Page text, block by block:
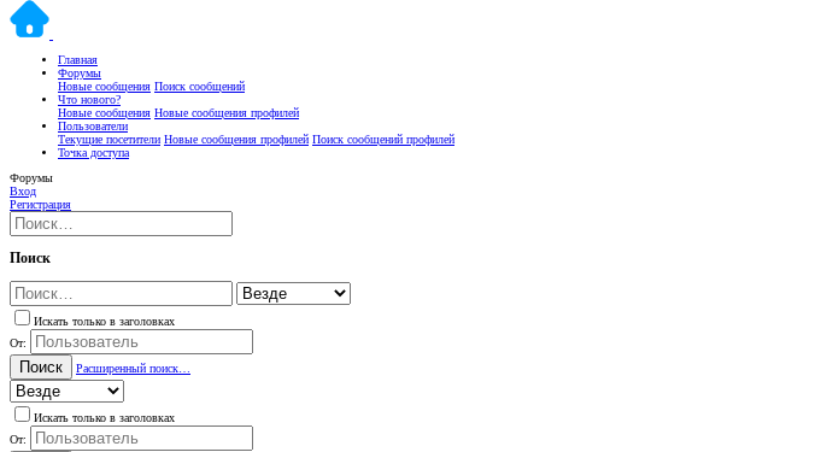
Главная
Форумы
Новые сообщения Поиск сообщений
Что нового?
Новые сообщения Новые сообщения профилей
Пользователи
Текущие посетители Новые сообщения профилей Поиск сообщений профилей
Точка доступа
Форумы
Вход
Регистрация
Поиск
Искать только в заголовках
От:
Поиск Расширенный поиск…
Искать только в заголовках
От: